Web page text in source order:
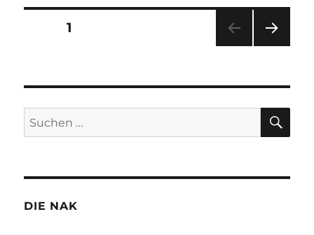
Seitennummerierung
Beiträge
SEITE1
E
Suchen
nach:
DIE NAK